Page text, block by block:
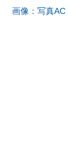
画像：写真AC